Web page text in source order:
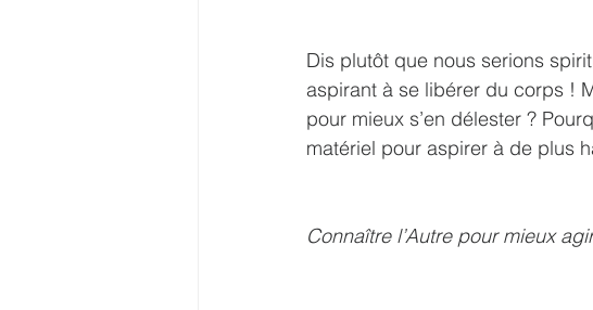
Dis plutôt que nous serions
aspirant à se libérer du corps !
pour mieux s’en délester ?
matériel pour aspirer à de plus
Connaître l’Autre pour mieux